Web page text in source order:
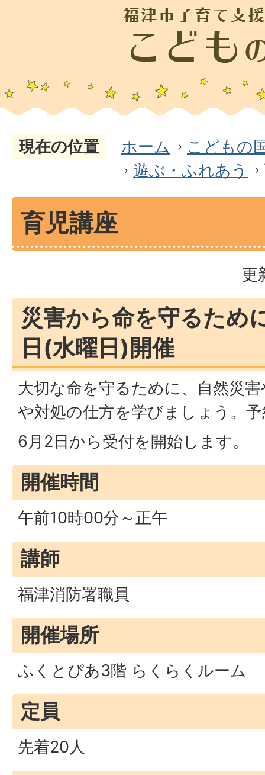
現在の位置 ホーム
こどもの
遊ぶ・ふれあう
育児講座
更
災害から命を守るため
日(水曜日)開催
大切な命を守るために、自然災
や対処の仕方を学びましょう。
6月2日から受付を開始します。
開催時間
午前10時00分～正午
講師
福津消防署職員
開催場所
ふくとぴあ3階 らくらくルーム
定員
先着20人